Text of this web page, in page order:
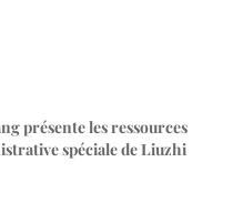
présente les ressources
spéciale de Liuzhi